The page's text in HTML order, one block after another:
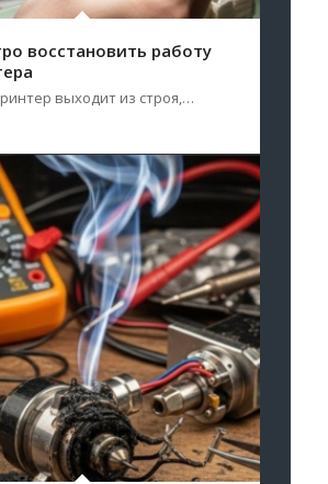
восстановить работу
выходит из строя,…